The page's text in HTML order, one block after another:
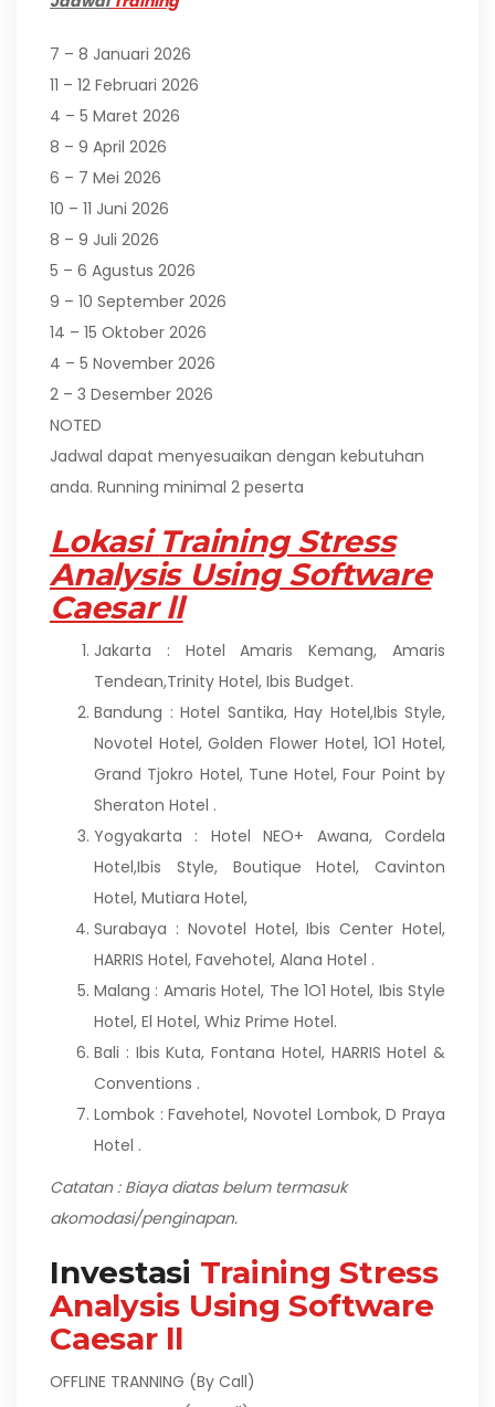
7 – 8 Januari 2026
11 – 12 Februari 2026
4 – 5 Maret 2026
8 – 9 April 2026
6 – 7 Mei 2026
10 – 11 Juni 2026
8 – 9 Juli 2026
5 – 6 Agustus 2026
9 – 10 September 2026
14 – 15 Oktober 2026
4 – 5 November 2026
2 – 3 Desember 2026
NOTED
Jadwal dapat menyesuaikan dengan kebutuhan
anda. Running minimal 2 peserta
Lokasi Training Stress
Analysis Using Software
Caesar ll
Jakarta : Hotel Amaris Kemang, Amaris
Tendean,Trinity Hotel, Ibis Budget.
Bandung : Hotel Santika, Hay Hotel,Ibis Style,
Novotel Hotel, Golden Flower Hotel, 1O1 Hotel,
Grand Tjokro Hotel, Tune Hotel, Four Point by
Sheraton Hotel .
Yogyakarta : Hotel NEO+ Awana, Cordela
Hotel,Ibis Style, Boutique Hotel, Cavinton
Hotel, Mutiara Hotel,
Surabaya : Novotel Hotel, Ibis Center Hotel,
HARRIS Hotel, Favehotel, Alana Hotel .
Malang : Amaris Hotel, The 1O1 Hotel, Ibis Style
Hotel, El Hotel, Whiz Prime Hotel.
Bali : Ibis Kuta, Fontana Hotel, HARRIS Hotel &
Conventions .
Lombok : Favehotel, Novotel Lombok, D Praya
Hotel .
Catatan : Biaya diatas belum termasuk
akomodasi/penginapan.
Investasi Training Stress
Analysis Using Software
Caesar ll
OFFLINE TRANNING (By Call)